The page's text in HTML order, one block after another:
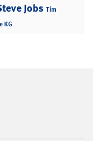
Jobs Tim
KG